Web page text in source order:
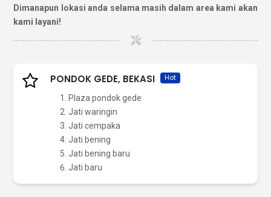
Dimanapun lokasi anda selama masih dalam area kami akan
kami layani!
PONDOK GEDE, BEKASI Hot
Plaza pondok gede
Jati waringin
Jati cempaka
Jati bening
Jati bening baru
Jati baru